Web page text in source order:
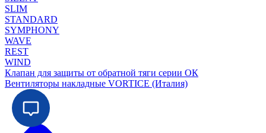
SLIM
STANDARD
SYMPHONY
WAVE
REST
WIND
Клапан для защиты от обратной тяги серии ОК
Вентиляторы накладные VORTICE (Италия)